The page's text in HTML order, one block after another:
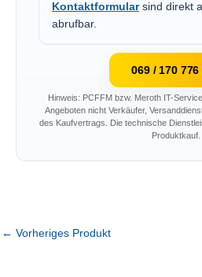
Kontaktformularsind direkt
abrufbar.
069 / 170 776
Hinweis: PCFFM bzw. Meroth IT-
Angeboten nicht Verkäufer,
des Kaufvertrags. Die technische
Produktkauf.
← Vorheriges Produkt